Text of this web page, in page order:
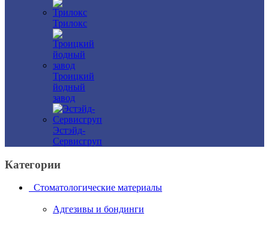
Трилокс
Троицкий
йодный
завод
Эстэйд-
Сервисгруп
Категории
Стоматологические материалы
Адгезивы и бондинги